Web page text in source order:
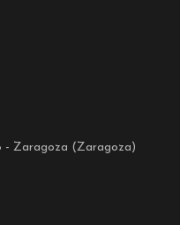
- Zaragoza (Zaragoza)